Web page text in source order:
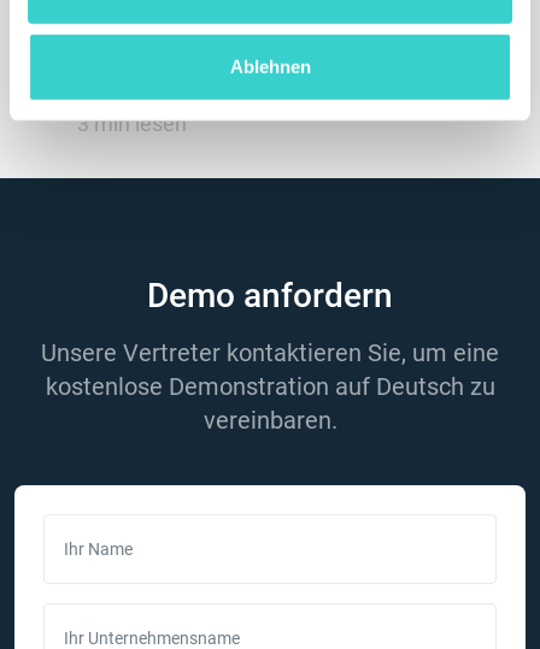
Ablehnen
Treffen Sie das NSYS-Team in Warschau,
Polen, auf TenMeetings 24 vom 20. bis 23.
Mai. Wir sehen uns dort!
3 min lesen
Demo anfordern
Unsere Vertreter kontaktieren Sie, um eine
kostenlose Demonstration auf Deutsch zu
vereinbaren.
Ihr Name
Ihr Unternehmensname